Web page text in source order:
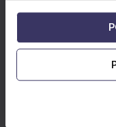
ŠPINDLERŮV
Jóga &
Jóga & Pilates